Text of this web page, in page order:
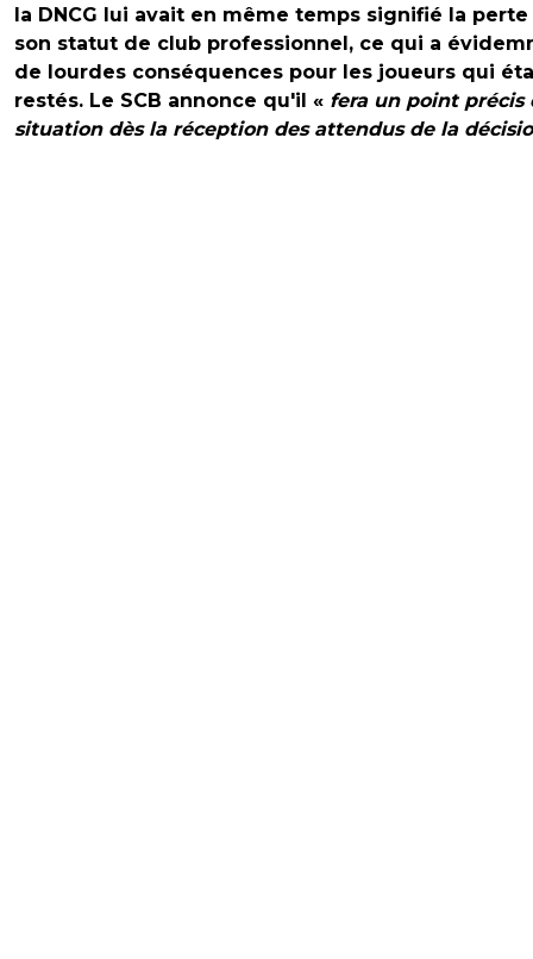
la DNCG lui avait en même temps signifié la
son statut de club professionnel, ce qui a
de lourdes conséquences pour les joueurs qui
restés. Le SCB annonce qu'il « fera un point précis
situation dès la réception des attendus de la